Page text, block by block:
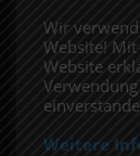
Impressum
Folge uns
Wir
Website!
Website
Weitere